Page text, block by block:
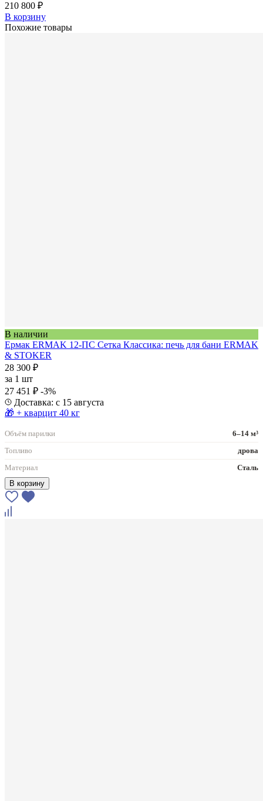
210 800 ₽
В корзину
Похожие товары
В наличии
Ермак ERMAK 12-ПС Сетка Классика: печь для бани ERMAK
& STOKER
28 300 ₽
за 1 шт
27 451 ₽ -3%
Доставка: с 15 августа
🎁 + кварцит 40 кг
Объём парилки
6–14 м³
Топливо
дрова
Материал
Сталь
В корзину